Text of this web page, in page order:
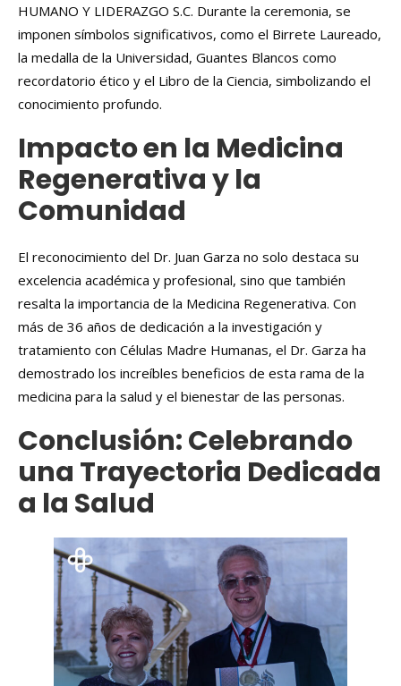
HUMANO Y LIDERAZGO S.C. Durante la ceremonia, se
imponen símbolos significativos, como el Birrete Laureado,
la medalla de la Universidad, Guantes Blancos como
recordatorio ético y el Libro de la Ciencia, simbolizando el
conocimiento profundo.
Impacto en la Medicina
Regenerativa y la
Comunidad
El reconocimiento del Dr. Juan Garza no solo destaca su
excelencia académica y profesional, sino que también
resalta la importancia de la Medicina Regenerativa. Con
más de 36 años de dedicación a la investigación y
tratamiento con Células Madre Humanas, el Dr. Garza ha
demostrado los increíbles beneficios de esta rama de la
medicina para la salud y el bienestar de las personas.
Conclusión: Celebrando
una Trayectoria Dedicada
a la Salud